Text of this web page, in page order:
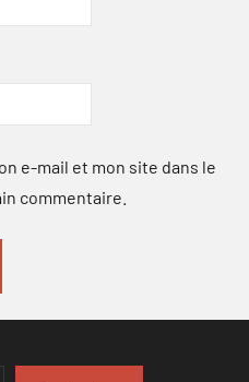
e-mail et mon site dans le
commentaire.